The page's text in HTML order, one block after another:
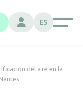
ES
del aire en la